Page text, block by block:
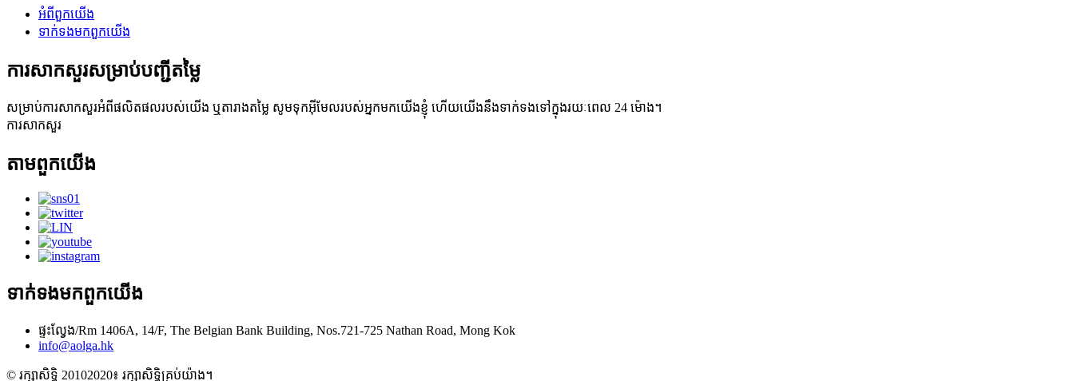
អំពី​ពួក​យើង
ទាក់ទង​មក​ពួក​យើង
ការសាកសួរសម្រាប់បញ្ជីតម្លៃ
សម្រាប់ការសាកសួរអំពីផលិតផលរបស់យើង ឬតារាងតម្លៃ សូមទុកអ៊ីមែលរបស់អ្នកមកយើងខ្ញុំ ហើយយើងនឹងទាក់ទងទៅក្នុងរយៈពេល 24 ម៉ោង។
ការសាកសួរ
តាម​ពួក​យើង
ទាក់ទង​មក​ពួក​យើង
ផ្ទះល្វែង/Rm 1406A, 14/F, The Belgian Bank Building, Nos.721-725 Nathan Road, Mong Kok
info@aolga.hk
© រក្សាសិទ្ធិ 20102020៖ រក្សាសិទ្ធិគ្រប់យ៉ាង។